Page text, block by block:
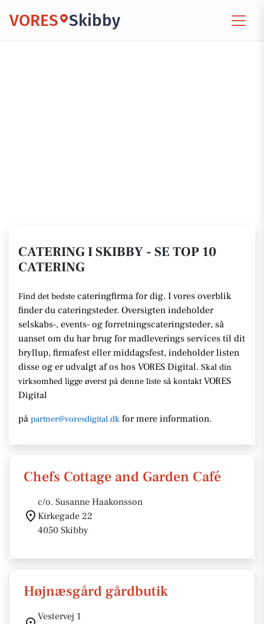
VORES Skibby
CATERING I SKIBBY - SE TOP 10
CATERING
Find det bedste cateringfirma for dig. I vores overblik
finder du cateringsteder. Oversigten indeholder
selskabs-, events- og forretningscateringsteder, så
uanset om du har brug for madleverings services til dit
bryllup, firmafest eller middagsfest, indeholder listen
disse og er udvalgt af os hos VORES Digital. Skal din
virksomhed ligge øverst på denne liste så kontakt VORES
Digital
på partner@voresdigital.dk for mere information.
Chefs Cottage and Garden Café
c/o. Susanne Haakonsson
Kirkegade 22
4050 Skibby
Højnæsgård gårdbutik
Vestervej 1